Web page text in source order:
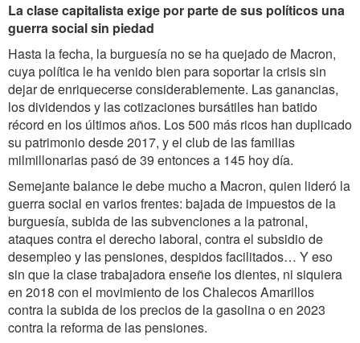
La clase capitalista exige por parte de sus políticos una
guerra social sin piedad
Hasta la fecha, la burguesía no se ha quejado de Macron,
cuya política le ha venido bien para soportar la crisis sin
dejar de enriquecerse considerablemente. Las ganancias,
los dividendos y las cotizaciones bursátiles han batido
récord en los últimos años. Los 500 más ricos han duplicado
su patrimonio desde 2017, y el club de las familias
milmillonarias pasó de 39 entonces a 145 hoy día.
Semejante balance le debe mucho a Macron, quien lideró la
guerra social en varios frentes: bajada de impuestos de la
burguesía, subida de las subvenciones a la patronal,
ataques contra el derecho laboral, contra el subsidio de
desempleo y las pensiones, despidos facilitados… Y eso
sin que la clase trabajadora enseñe los dientes, ni siquiera
en 2018 con el movimiento de los Chalecos Amarillos
contra la subida de los precios de la gasolina o en 2023
contra la reforma de las pensiones.